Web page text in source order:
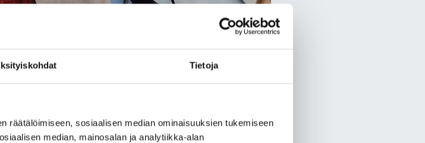
Tietoja
räätälöimiseen, sosiaalisen median ominaisuuksien tukemiseen
median, mainosalan ja analytiikka-alan
8.4.2025